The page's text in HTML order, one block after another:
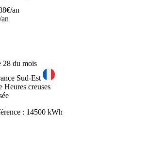
an
28 du mois
Sud-Est
Heures creuses
: 14500 kWh